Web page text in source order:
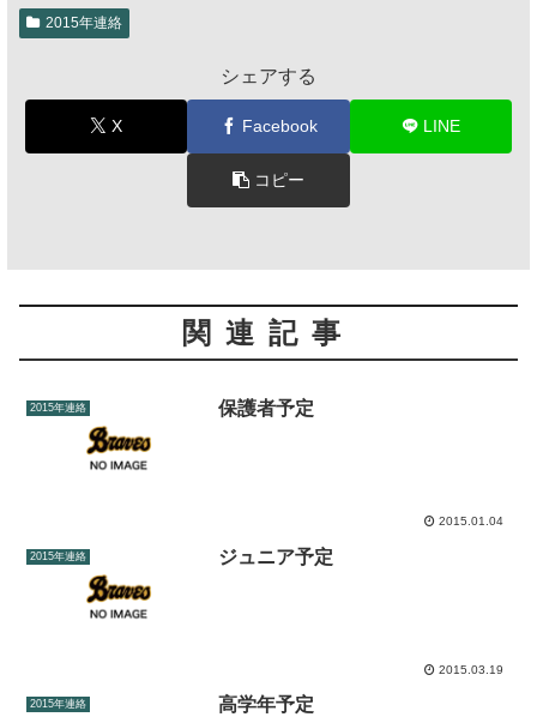
2015年連絡
シェアする
X Facebook LINE
コピー
関連記事
2015年連絡 保護者予定
2015.01.04
2015年連絡 ジュニア予定
2015.03.19
2015年連絡 高学年予定